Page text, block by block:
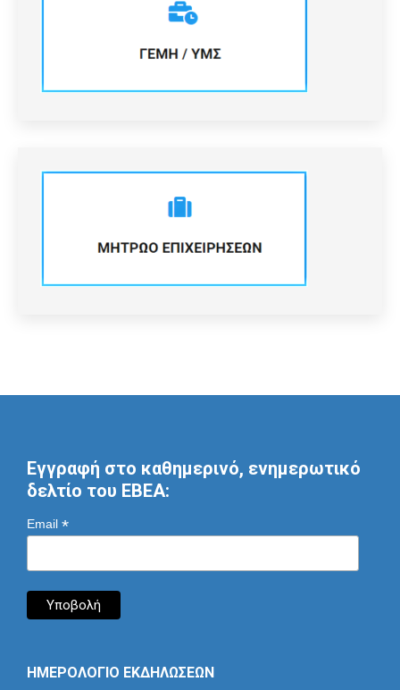
Εγγραφή στο καθημερινό, ενημερωτικό
δελτίο του ΕΒΕΑ:
Email *
ΗΜΕΡΟΛΟΓΙΟ ΕΚΔΗΛΩΣΕΩΝ